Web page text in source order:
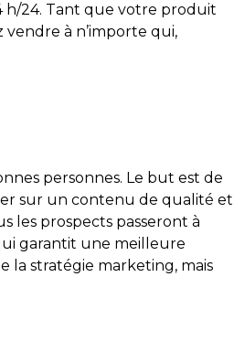
h/24. Tant que votre produit
vendre à n’importe qui,
personnes. Le but est de
sur un contenu de qualité et
les prospects passeront à
garantit une meilleure
la stratégie marketing, mais